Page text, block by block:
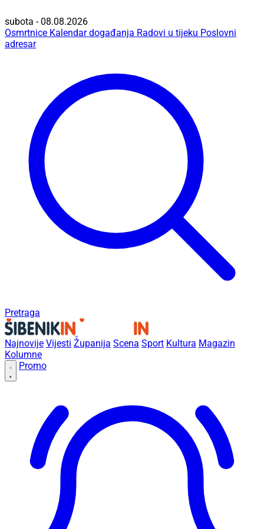
subota - 08.08.2026
Osmrtnice Kalendar događanja Radovi u tijeku Poslovni
adresar
Pretraga
Najnovije Vijesti Županija Scena Sport Kultura Magazin
Kolumne
Promo